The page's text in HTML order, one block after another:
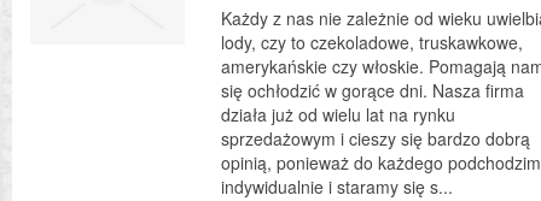
Każdy z nas nie zależnie od wieku
lody, czy to czekoladowe, truskawkowe,
amerykańskie czy włoskie. Pomagają
się ochłodzić w gorące dni. Nasza firma
działa już od wielu lat na rynku
sprzedażowym i cieszy się bardzo dobrą
opinią, ponieważ do każdego
indywidualnie i staramy się s...